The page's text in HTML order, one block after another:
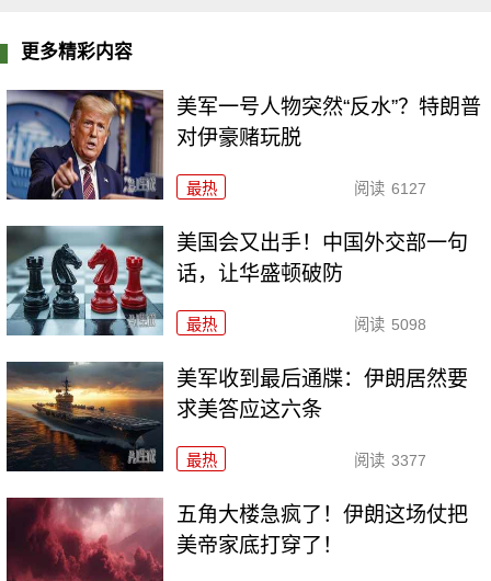
更多精彩内容
美军一号人物突然“反水”？特朗普
对伊豪赌玩脱
最热 阅读 6127
美国会又出手！中国外交部一句
话，让华盛顿破防
最热 阅读 5098
美军收到最后通牒：伊朗居然要
求美答应这六条
最热 阅读 3377
五角大楼急疯了！伊朗这场仗把
美帝家底打穿了！